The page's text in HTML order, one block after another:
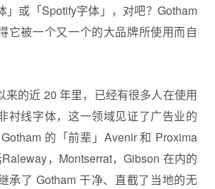
」或「Spotify字体」，对吧？Gotham
它被一个又一个的大品牌所使用而自
来的近 20 年里，已经有很多人在使用
衬线字体，这一领域见证了广告业的
的「前辈」Avenir 和 Proxima
，Montserrat，Gibson 在内的
承了 Gotham 干净、直截了当地的无